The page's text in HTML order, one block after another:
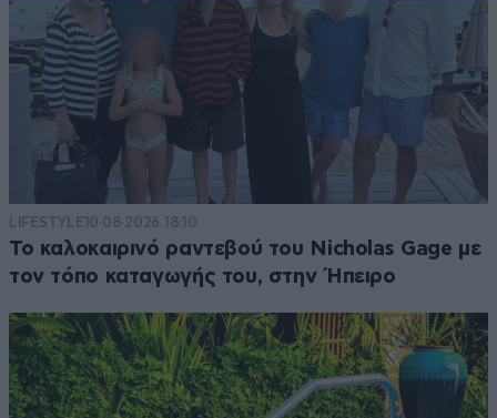
LIFESTYLE10·08·2026 18:10
Το καλοκαιρινό ραντεβού του Nicholas Gage με
τον τόπο καταγωγής του, στην Ήπειρο